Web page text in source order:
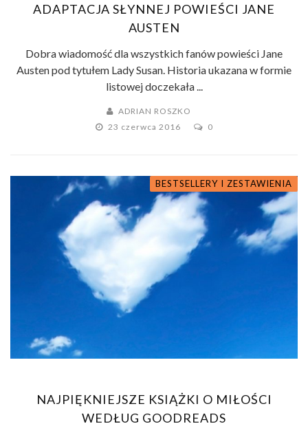
ADAPTACJA SŁYNNEJ POWIEŚCI JANE
AUSTEN
Dobra wiadomość dla wszystkich fanów powieści Jane
Austen pod tytułem Lady Susan. Historia ukazana w formie
listowej doczekała ...
ADRIAN ROSZKO
23 czerwca 2016
0
BESTSELLERY I ZESTAWIENIA
NAJPIĘKNIEJSZE KSIĄŻKI O MIŁOŚCI
WEDŁUG GOODREADS